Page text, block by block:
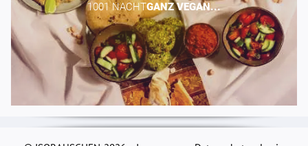
1001 NACHT​GANZ VEGAN...